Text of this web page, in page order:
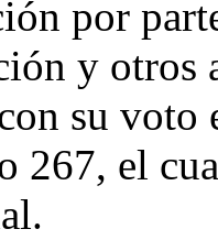
por
y otros
su voto
267, el